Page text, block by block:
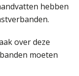
hebben
over deze
moeten